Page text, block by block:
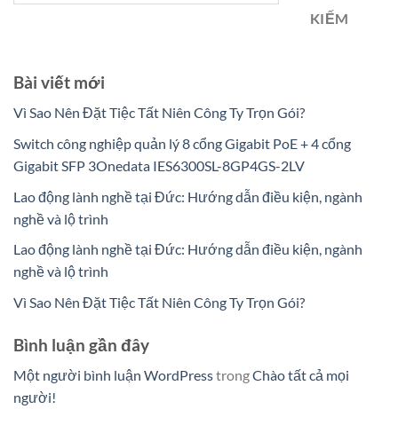
KIẾM
Bài viết mới
Vì Sao Nên Đặt Tiệc Tất Niên Công Ty Trọn Gói?
Switch công nghiệp quản lý 8 cổng Gigabit PoE + 4 cổng
Gigabit SFP 3Onedata IES6300SL-8GP4GS-2LV
Lao động lành nghề tại Đức: Hướng dẫn điều kiện, ngành
nghề và lộ trình
Lao động lành nghề tại Đức: Hướng dẫn điều kiện, ngành
nghề và lộ trình
Vì Sao Nên Đặt Tiệc Tất Niên Công Ty Trọn Gói?
Bình luận gần đây
Một người bình luận WordPresstrongChào tất cả mọi
người!